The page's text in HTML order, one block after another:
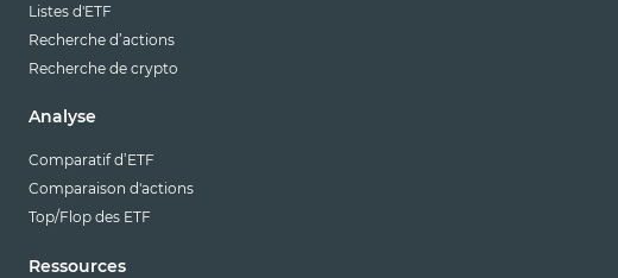
Listes d'ETF
Recherche d’actions
Recherche de crypto
Analyse
Comparatif d’ETF
Comparaison d'actions
Top/Flop des ETF
Ressources